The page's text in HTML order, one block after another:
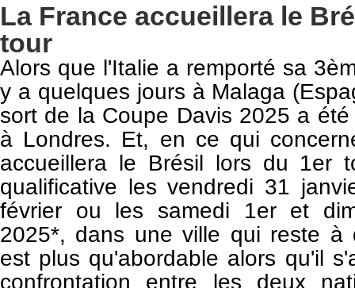
La France accueillera le
tour
Alors que l'Italie a remporté sa
y a quelques jours à Malaga
sort de la Coupe Davis 2025 a
à Londres. Et, en ce qui
accueillera le Brésil lors du 1er
qualificative les vendredi 31
février ou les samedi 1er et
2025*, dans une ville qui reste à
est plus qu'abordable alors qu'il
confrontation entre les deux